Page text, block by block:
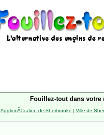
Fouillez-tout dans votre
AgglomÃ©ration de Sherbrooke | Ville de